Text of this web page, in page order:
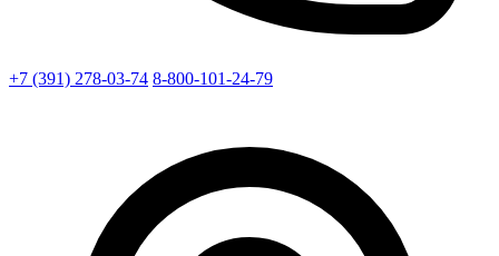
+7 (391) 278-03-74 8-800-101-24-79